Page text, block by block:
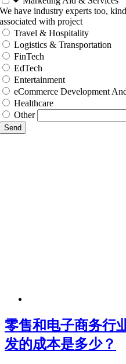
We have industry experts too,
associated with project
Travel & Hospitality
Logistics & Transportation
FinTech
EdTech
Entertainment
eCommerce Development
Healthcare
Other
Send
零售和电子商务行
发的成本是多少？